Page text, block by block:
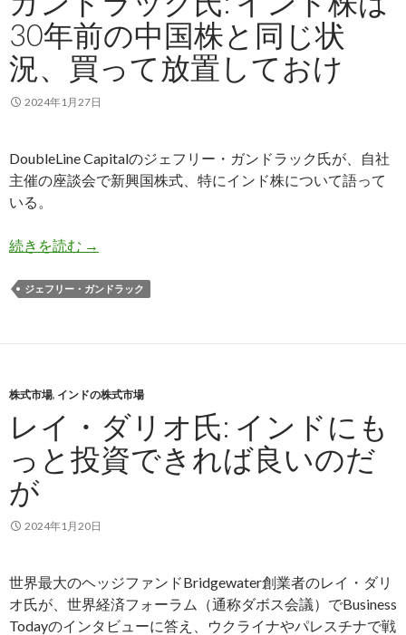
30年前の中国株と同じ状
況、買って放置しておけ
2024年1月27日
DoubleLine Capitalのジェフリー・ガンドラック氏が、自社
主催の座談会で新興国株式、特にインド株について語って
いる。
続きを読む ガンドラック氏: インド株は30年前の中国株と同
→
ジェフリー・ガンドラック
株式市場, インドの株式市場
レイ・ダリオ氏: インドにも
っと投資できれば良いのだ
が
2024年1月20日
世界最大のヘッジファンドBridgewater創業者のレイ・ダリ
オ氏が、世界経済フォーラム（通称ダボス会議）でBusiness
Todayのインタビューに答え、ウクライナやパレスチナで戦